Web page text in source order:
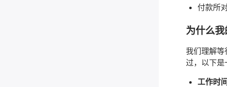
付款所
为什么我
我们理解等
过，以下是
工作时间